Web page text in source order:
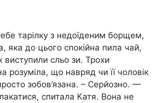
тарілку з недоїденим борщем,
яка до цього спокійна пила чай,
сльо зи. Трохи
що навряд чи її чоловік
зобов’язана. – Серйозно. —
спитала Катя. Вона не